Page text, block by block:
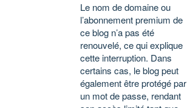
Le nom de domaine ou
l’abonnement premium de
ce blog n’a pas été
renouvelé, ce qui explique
cette interruption. Dans
certains cas, le blog peut
également être protégé par
un mot de passe, rendant